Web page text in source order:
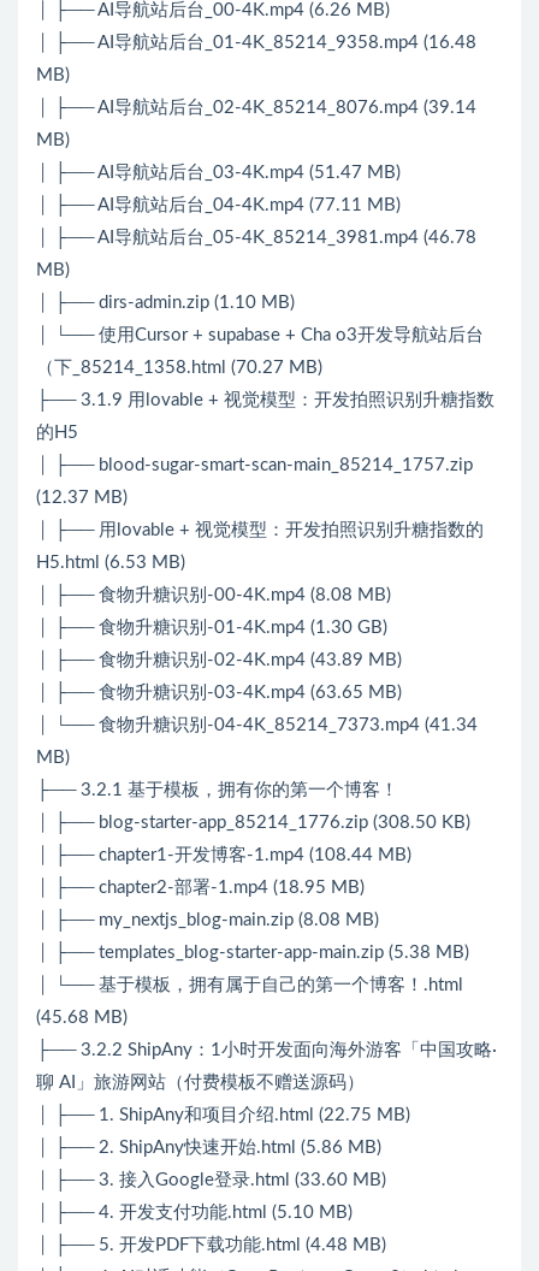
│ ├── AI导航站后台_00-4K.mp4 (6.26 MB)
│ ├── AI导航站后台_01-4K_85214_9358.mp4 (16.48
MB)
│ ├── AI导航站后台_02-4K_85214_8076.mp4 (39.14
MB)
│ ├── AI导航站后台_03-4K.mp4 (51.47 MB)
│ ├── AI导航站后台_04-4K.mp4 (77.11 MB)
│ ├── AI导航站后台_05-4K_85214_3981.mp4 (46.78
MB)
│ ├── dirs-admin.zip (1.10 MB)
│ └── 使用Cursor + supabase + Cha o3开发导航站后台
（下_85214_1358.html (70.27 MB)
├── 3.1.9 用lovable + 视觉模型：开发拍照识别升糖指数
的H5
│ ├── blood-sugar-smart-scan-main_85214_1757.zip
(12.37 MB)
│ ├── 用lovable + 视觉模型：开发拍照识别升糖指数的
H5.html (6.53 MB)
│ ├── 食物升糖识别-00-4K.mp4 (8.08 MB)
│ ├── 食物升糖识别-01-4K.mp4 (1.30 GB)
│ ├── 食物升糖识别-02-4K.mp4 (43.89 MB)
│ ├── 食物升糖识别-03-4K.mp4 (63.65 MB)
│ └── 食物升糖识别-04-4K_85214_7373.mp4 (41.34
MB)
├── 3.2.1 基于模板，拥有你的第一个博客！
│ ├── blog-starter-app_85214_1776.zip (308.50 KB)
│ ├── chapter1-开发博客-1.mp4 (108.44 MB)
│ ├── chapter2-部署-1.mp4 (18.95 MB)
│ ├── my_nextjs_blog-main.zip (8.08 MB)
│ ├── templates_blog-starter-app-main.zip (5.38 MB)
│ └── 基于模板，拥有属于自己的第一个博客！.html
(45.68 MB)
├── 3.2.2 ShipAny：1小时开发面向海外游客「中国攻略·
聊 AI」旅游网站（付费模板不赠送源码）
│ ├── 1. ShipAny和项目介绍.html (22.75 MB)
│ ├── 2. ShipAny快速开始.html (5.86 MB)
│ ├── 3. 接入Google登录.html (33.60 MB)
│ ├── 4. 开发支付功能.html (5.10 MB)
│ ├── 5. 开发PDF下载功能.html (4.48 MB)